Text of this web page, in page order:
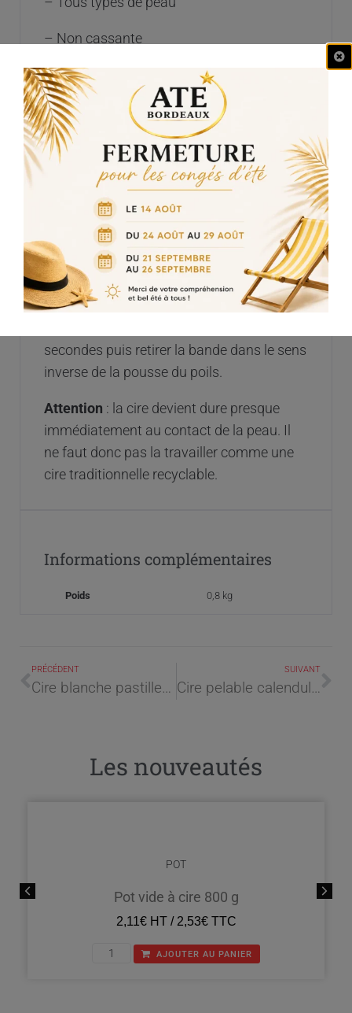
– Non cassante
– Ne se recycle pas
– Sans bande
Conseils d’utilisation :
Faire chauffer la cire dans un appareil
adapté jusqu’à obtention du point de
fusion à environ 55°C. La cire doit avoir
la consistance d’un miel très épais. Avec
une spatule, étaler une fine couche de cire
secondes puis retirer la bande dans le sens
inverse de la pousse du poils.
Attention : la cire devient dure presque
immédiatement au contact de la peau. Il
ne faut donc pas la travailler comme une
cire traditionnelle recyclable.
Informations complémentaires
Poids 0,8 kg
PRÉCÉDENT
Cire blanche pastilles magnolia 800g
SUIVANT
Cire pelable calendula bio pastille 800g
Les nouveautés
POT
Pot vide à cire 800 g
2,11€ HT / 2,53€TTC
AJOUTER AU PANIER